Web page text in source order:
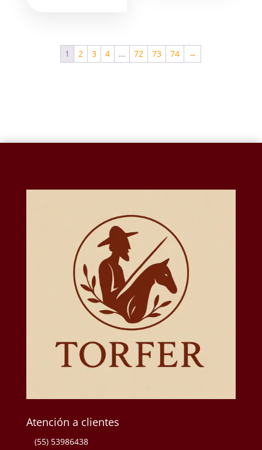
1 2 3 4 … 72 73 74 →
Atención a clientes
(55) 53986438